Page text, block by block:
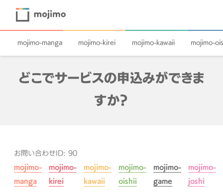
mojimo-manga mojimo-kirei mojimo-kawaii mojimo-
どこでサービスの申込みができま
すか？
お問い合わせID: 90
mojimo-
manga
mojimo-
kirei
mojimo-
kawaii
mojimo-
oishii
mojimo-
game
mojimo-
joshi